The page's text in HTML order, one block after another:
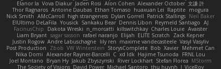
Elanor la Vova Diakur Jaden Rosi Alon Cohen Alexander October 文謙 許
Thor Ragnaros Antoine Daubas Ethan Tomaso huaxuan Lei Raptite mogura
Nick Smith AMcCarroll high strangeness Dylan Gorrell Patrick Stallings Neil Baker
ElUltimo DeLaFila Yousick Sankaku Bear Dennis Libon Reymeld Santiago AJ
FacinusChip
Dakota Wreski n_morcatti killswitchkay Charles Louie Avaister
Liam Bryant sagar sasson rafael naranjo Elijah ELITE Scratch
Zack Kepner
Justin Rogow Andre Labuschagne lily ren maxime vandecasteele Vasyl Vasyliv
Post Production
Zbob VW Winterstein StorysComplete Bob Xavier Mehmet Can
Nika Domi Alexander Rayner-Barcelli C xd Idk Hajime Tsunoda
FRNL Lou
Joel Montano Bryan Hy Jakub Zbyszynski River Lockhart Stefan Florea MStorm
The Society of Visions David Power Michael Santoro thu huynh I_ViceRoy